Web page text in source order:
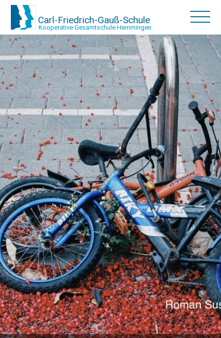
Carl-Friedrich-Gauß-Schule
Kooperative Gesamtschule Hemmingen